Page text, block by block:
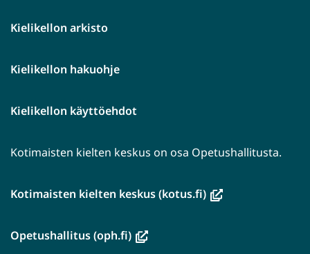
Kielikellon arkisto
Kielikellon hakuohje
Kielikellon käyttöehdot
Kotimaisten kielten keskus on osa Opetushallitusta.
Kotimaisten kielten keskus (kotus.fi)(avautuu
Opetushallitus (oph.fi)(avautuu